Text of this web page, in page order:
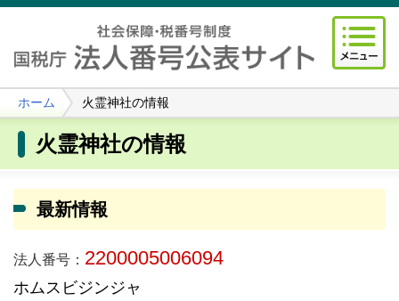
ホーム 火霊神社の情報
火霊神社の情報
最新情報
法人番号： 2200005006094
ホムスビジンジャ